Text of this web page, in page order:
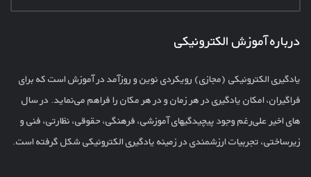
درباره آموزش الکترونیکی
یادگیری الکترونیکی (مجازی) رویکردی نوین و روزآمد در آموزش است که برای
فراگیران، امکان یادگیری در هر زمان و در هر مکان را فراهم می‌نماید. در سال
های اخیر علی‌رغم وجود پیچیدگیهای آموزشی، فرهنگی، حقوقی، نظارتی، فنی و
زیرساختی، تجربیات ارزشمندی در زمینه یادگیری الکترونیکی شکل گرفته است.